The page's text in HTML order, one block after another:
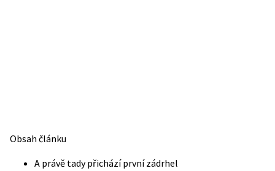
Obsah článku
A právě tady přichází první zádrhel